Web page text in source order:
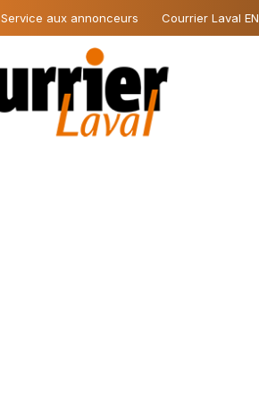
Service aux annonceurs Courrier Laval EN